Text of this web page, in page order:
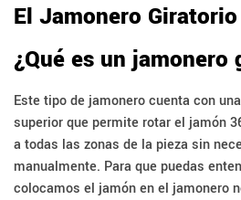
El Jamonero Giratorio
¿Qué es un
Este tipo de jamonero cuenta con
superior que permite rotar el jamón
a todas las zonas de la pieza sin
manualmente. Para que puedas
colocamos el jamón en el jamonero